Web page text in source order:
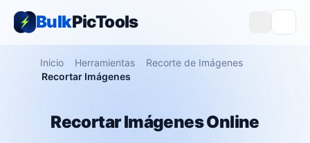
BulkPicTools
Inicio Herramientas
Recorte de Imágenes
Recortar Imágenes
Recortar Imágenes Online